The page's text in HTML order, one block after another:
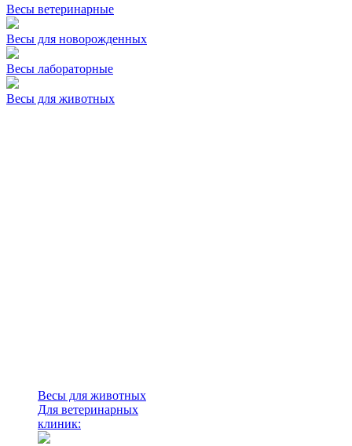
Весы ветеринарные
Весы для новорожденных
Весы лабораторные
Весы для животных
Весы для животных
Для ветеринарных
клиник: